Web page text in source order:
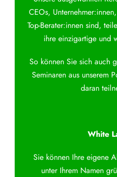
CEOs,
Top-Berater:innen sind,
ihre einzigartige und
So können Sie sich auch
Seminaren aus unserem
daran
White
Sie können Ihre eigene
unter Ihrem Namen